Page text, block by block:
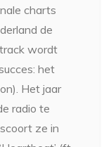
charts
de
wordt
het
Het jaar
radio te
ze in